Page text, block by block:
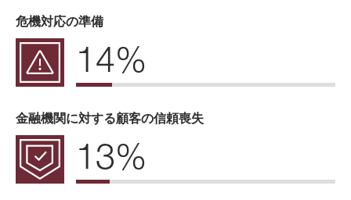
危機対応の準備
14%
金融機関に対する顧客の信頼喪失
13%